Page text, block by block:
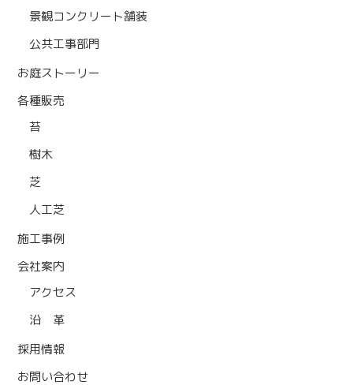
景観コンクリート舗装
公共工事部門
お庭ストーリー
各種販売
苔
樹木
芝
人工芝
施工事例
会社案内
アクセス
沿 革
採用情報
お問い合わせ